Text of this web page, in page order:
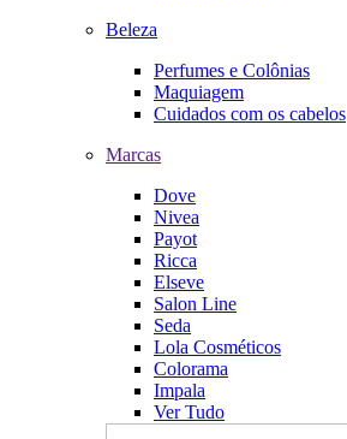
Beleza
Perfumes e Colônias
Maquiagem
Cuidados com os cabelos
Marcas
Dove
Nivea
Payot
Ricca
Elseve
Salon Line
Seda
Lola Cosméticos
Colorama
Impala
Ver Tudo